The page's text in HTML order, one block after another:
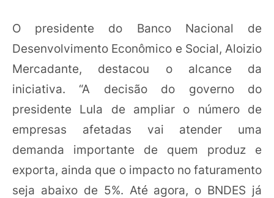
O presidente do Banco Nacional de
Desenvolvimento Econômico e Social, Aloizio
Mercadante, destacou o alcance da
iniciativa. “A decisão do governo do
presidente Lula de ampliar o número de
empresas afetadas vai atender uma
demanda importante de quem produz e
exporta, ainda que o impacto no faturamento
seja abaixo de 5%. Até agora, o BNDES já